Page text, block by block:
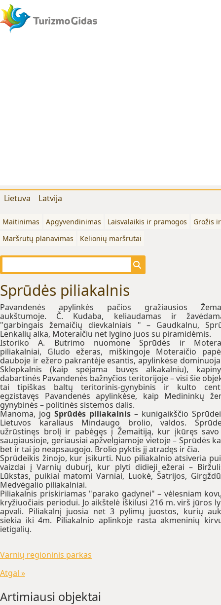
Lietuva Latvija
Maitinimas Apgyvendinimas Laisvalaikis ir pramogos
Grožis
Maršrutų planavimas
Kelionių maršrutai
Sprūdės piliakalnis
Pavandenės apylinkės pačios gražiausios
aukštumoje. Č. Kudaba, keliaudamas ir
"garbingais žemaičių dievkalniais " – Gaudkalnu,
Lenkalių alka, Moteraičiu net lygino juos su piramidėmis.
Istoriko A. Butrimo nuomone Sprūdės ir
piliakalniai, Gludo ežeras, miškingoje Moteraičio
dauboje ir ežero pakrantėje esantis, apylinkėse
Sklepkalnis (kaip spėjama buvęs alkakalniu),
dabartinės Pavandenės bažnyčios teritorijoje – visi šie
tai tipiškas baltų teritorinis-gynybinis ir kulto
egzistavęs Pavandenės apylinkėse, kaip Medininkų
gynybinės – politinės sistemos dalis.
Manoma, jog Sprūdės piliakalnis – kunigaikščio
Lietuvos karaliaus Mindaugo brolio, valdos.
užrūstinęs brolį ir pabėgęs į Žemaitiją, kur įkūręs
saugiausioje, geriausiai apžvelgiamoje vietoje – Sprūdės
bet ir tai jo neapsaugojo. Brolio pyktis jį atradęs ir čia.
Sprūdeikis žinojo, kur įsikurti. Nuo piliakalnio atsiveria
vaizdai į Varnių duburį, kur plyti didieji ežerai –
Lūkstas, puikiai matomi Varniai, Luokė, Šatrijos,
Medvėgalio piliakalniai.
Piliakalnis priskiriamas "parako gadynei" – vėlesniam
kryžiuočiais periodui. Jo aikštelė iškilusi 216 m. virš jūros
apvali. Piliakalnį juosia net 3 pylimų juostos, kurių
siekia iki 4m. Piliakalnio aplinkoje rasta akmeninių
ietigalių.
Varnių regioninis parkas
Atgal »
Artimiausi objektai